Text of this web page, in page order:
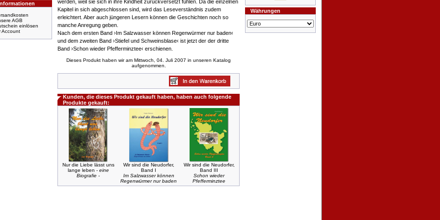
AGB
einlösen
Account
werden, weil sie sich in ihre Kindheit zurückversetzt fühlen. Da die einzelnen
Kapitel in sich abgeschlossen sind, wird das Leseverständnis zudem
erleichtert. Aber auch jüngeren Lesern können die Geschichten noch so
manche Anregung geben.
Nach dem ersten Band ›Im Salzwasser können Regenwürmer nur baden‹
und dem zweiten Band ›Stiefel und Schweinsblase‹ ist jetzt der der dritte
Band ›Schon wieder Pfefferminztee‹ erschienen.
Dieses Produkt haben wir am Mittwoch, 04. Juli 2007 in unseren Katalog
aufgenommen.
Kunden, die dieses Produkt gekauft haben, haben auch folgende
Produkte gekauft:
Nur die Liebe lässt uns
lange leben - eine
Biografie -
Wir sind die Neudorfer,
Band I
Im Salzwasser können
Regenwürmer nur baden
Wir sind die Neudorfer,
Band III
Schon wieder
Pfefferminztee
Währungen